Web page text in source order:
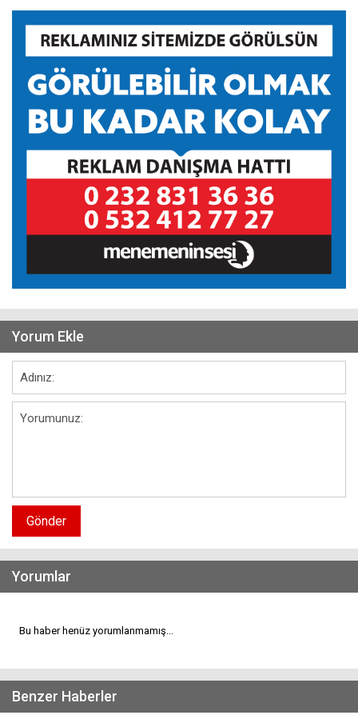
Yorum Ekle
Gönder
Yorumlar
Bu haber henüz yorumlanmamış...
Benzer Haberler